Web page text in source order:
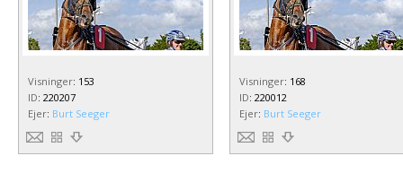
Visninger: 153
ID: 220207
Ejer: Burt Seeger
Visninger: 168
ID: 220012
Ejer: Burt Seeger